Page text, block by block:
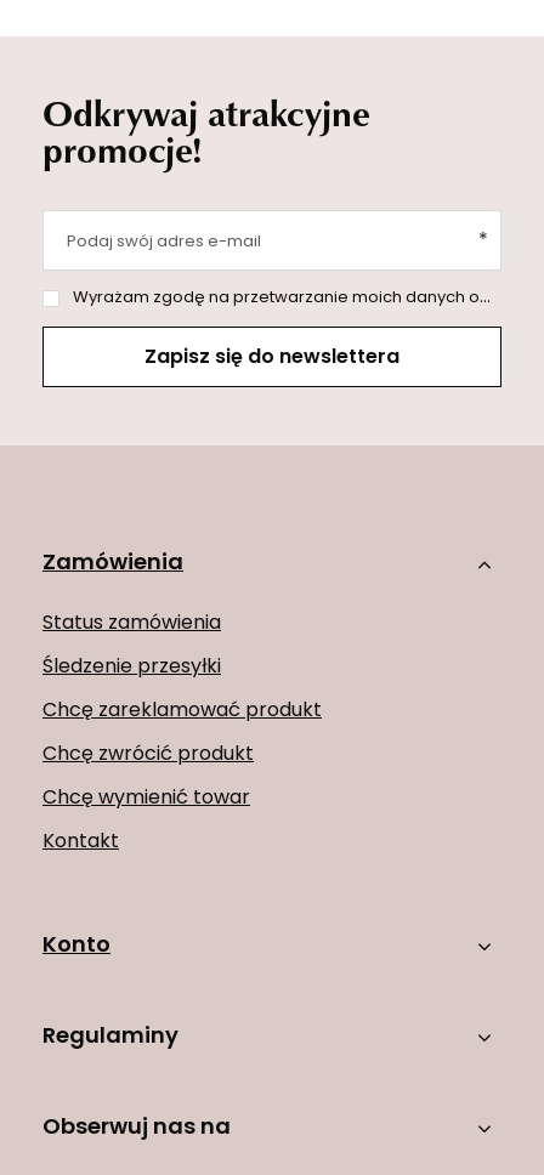
Odkrywaj atrakcyjne
promocje!
Podaj swój adres e-mail
Wyrażam zgodę na przetwarzanie moich danych osobowych (adres e-mail) na potrzeby wysyłki newslettera z informacją handlową (marketing). Więcej w
Zapisz się do newslettera
Zamówienia
Status zamówienia
Śledzenie przesyłki
Chcę zareklamować produkt
Chcę zwrócić produkt
Chcę wymienić towar
Kontakt
Konto
Regulaminy
Obserwuj nas na